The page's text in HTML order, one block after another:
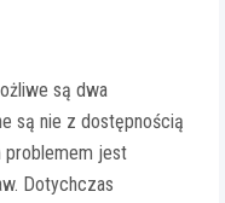
są dwa
są nie z dostępnością
problemem jest
Dotychczas